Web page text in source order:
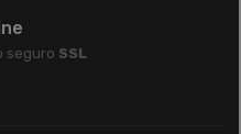
seguro SSL